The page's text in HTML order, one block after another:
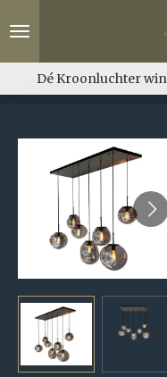
direct
hoofdinhoud
Dé Kroonluchter